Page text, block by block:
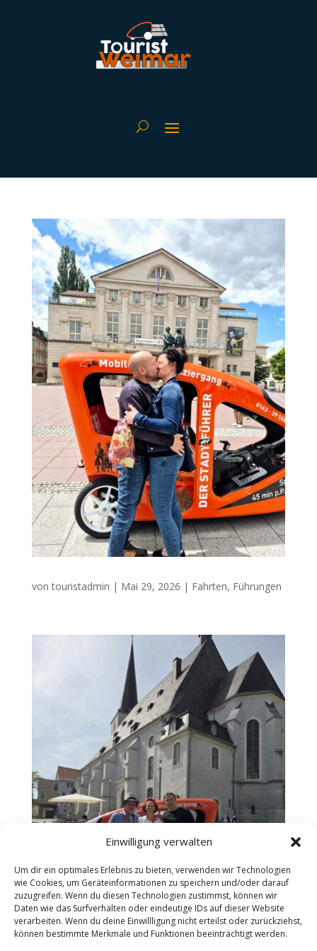
Einwilligung verwalten
Um dir ein optimales Erlebnis zu bieten, verwenden wir Technologien
wie Cookies, um Geräteinformationen zu speichern und/oder darauf
zuzugreifen. Wenn du diesen Technologien zustimmst, können wir
Daten wie das Surfverhalten oder eindeutige IDs auf dieser Website
verarbeiten. Wenn du deine Einwillligung nicht erteilst oder zurückziehst,
können bestimmte Merkmale und Funktionen beeinträchtigt werden.
vontouristadmin | Mai 29, 2026 | Fahrten, Führungen